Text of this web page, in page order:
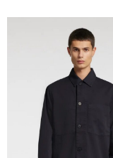
DetailsDieses
Produkt
mehrere
Varianten
auf.
Die
Optionen
können